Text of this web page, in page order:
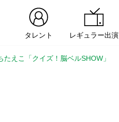
タレント レギュラー出演
たえこ「クイズ！脳ベルSHOW」